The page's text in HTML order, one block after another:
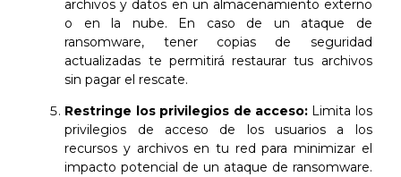
archivos y datos en un almacenamiento externo
o en la nube. En caso de un ataque de
ransomware, tener copias de seguridad
actualizadas te permitirá restaurar tus archivos
sin pagar el rescate.
Restringe los privilegios de acceso:Limita los
privilegios de acceso de los usuarios a los
recursos y archivos en tu red para minimizar el
impacto potencial de un ataque de ransomware.